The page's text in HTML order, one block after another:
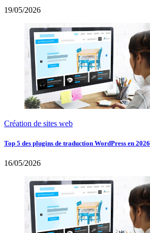
19/05/2026
Création de sites web
Top 5 des plugins de traduction WordPress en 2026
16/05/2026